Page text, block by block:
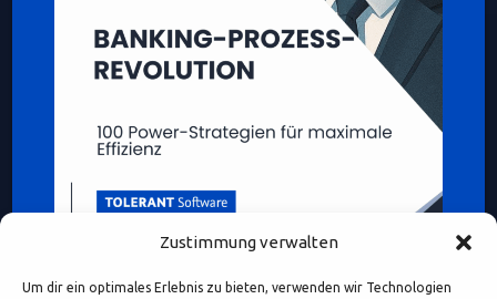
Zustimmung verwalten
Um dir ein optimales Erlebnis zu bieten, verwenden wir Technologien